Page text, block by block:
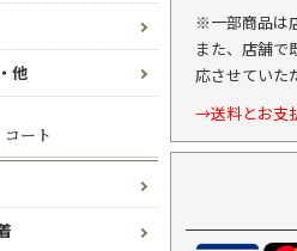
他
ート
※一部商品は
また、店舗で
応させていた
→送料とお支